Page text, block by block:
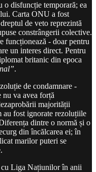
o disfuncție temporară; ea
Carta ONU a fost
de veto reprezintă
constrângerii colective.
funcționează - doar pentru
un interes direct. Pentru
britanic din epoca
.
de condamnare -
nu va avea forță
majorității
au fost ignorate rezoluțiile
dintre o normă și o
din încălcarea ei; în
marilor puteri se
cu Liga Națiunilor în anii